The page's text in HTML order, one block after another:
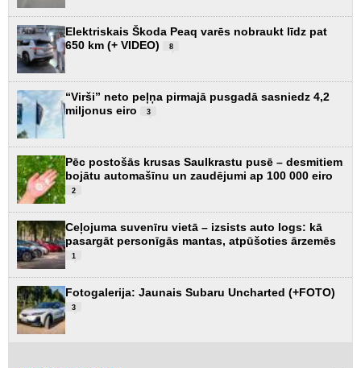
Elektriskais Škoda Peaq varēs nobraukt līdz pat
650 km (+ VIDEO)
8
“Virši” neto peļņa pirmajā pusgadā sasniedz 4,2
miljonus eiro
3
Pēc postošās krusas Saulkrastu pusē – desmitiem
bojātu automašīnu un zaudējumi ap 100 000 eiro
2
Ceļojuma suvenīru vietā – izsists auto logs: kā
pasargāt personīgās mantas, atpūšoties ārzemēs
1
Fotogalerija: Jaunais Subaru Uncharted (+FOTO)
3